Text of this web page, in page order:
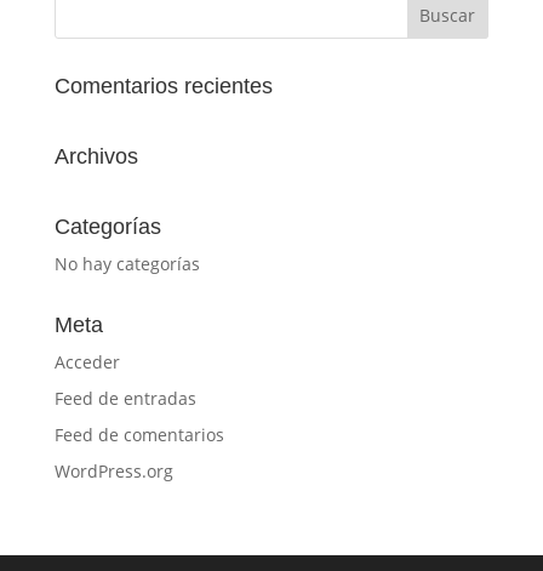
Comentarios recientes
Archivos
Categorías
No hay categorías
Meta
Acceder
Feed de entradas
Feed de comentarios
WordPress.org